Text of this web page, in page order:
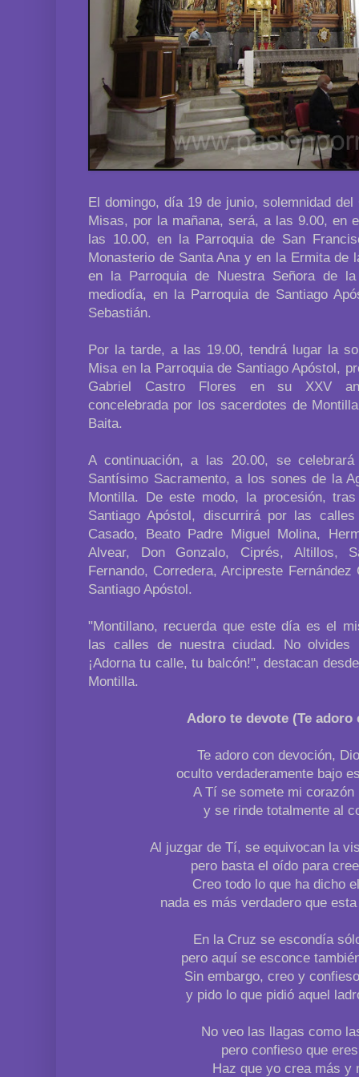
El domingo, día 19 de junio, solemnidad
Misas, por la mañana, será, a las 9.00, en
las 10.00, en la Parroquia de San
Monasterio de Santa Ana y en la Ermita de
en la Parroquia de Nuestra Señora de
mediodía, en la Parroquia de Santiago
Sebastián.
Por la tarde, a las 19.00, tendrá lugar la
Misa en la Parroquia de Santiago Apóstol,
Gabriel Castro Flores en su XXV
concelebrada por los sacerdotes de
Baita.
A continuación, a las 20.00, se
Santísimo Sacramento, a los sones de la
Montilla. De este modo, la procesión,
Santiago Apóstol, discurrirá por las
Casado, Beato Padre Miguel Molina,
Alvear, Don Gonzalo, Ciprés, Altillos,
Fernando, Corredera, Arcipreste
Santiago Apóstol.
"Montillano, recuerda que este día es el
las calles de nuestra ciudad. No
¡Adorna tu calle, tu balcón!", destacan
Montilla.
Adoro te devote (Te adoro
Te adoro con devoción,
oculto verdaderamente bajo
A Tí se somete mi corazón
y se rinde totalmente al
Al juzgar de Tí, se equivocan la
pero basta el oído para
Creo todo lo que ha dicho
nada es más verdadero que
En la Cruz se escondía
pero aquí se esconce
Sin embargo, creo y
y pido lo que pidió aquel
No veo las llagas como
pero confieso que
Haz que yo crea más y